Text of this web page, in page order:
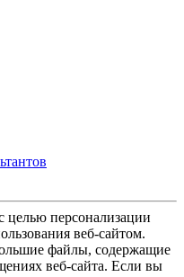
целью персонализации
веб-сайтом.
файлы, содержащие
веб-сайта. Если вы